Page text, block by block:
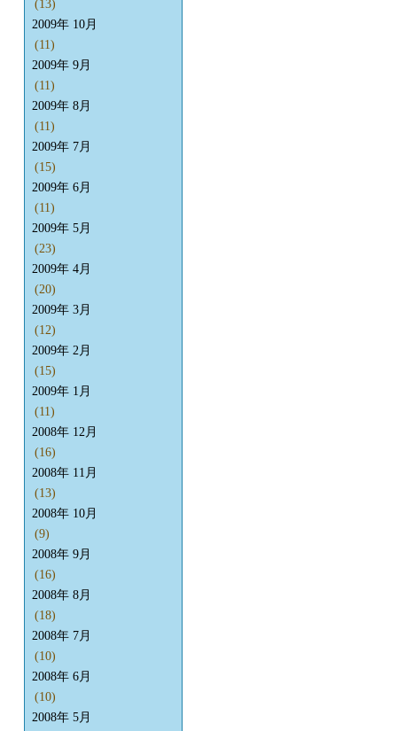
(13)
2009年 10月
(11)
2009年 9月
(11)
2009年 8月
(11)
2009年 7月
(15)
2009年 6月
(11)
2009年 5月
(23)
2009年 4月
(20)
2009年 3月
(12)
2009年 2月
(15)
2009年 1月
(11)
2008年 12月
(16)
2008年 11月
(13)
2008年 10月
(9)
2008年 9月
(16)
2008年 8月
(18)
2008年 7月
(10)
2008年 6月
(10)
2008年 5月